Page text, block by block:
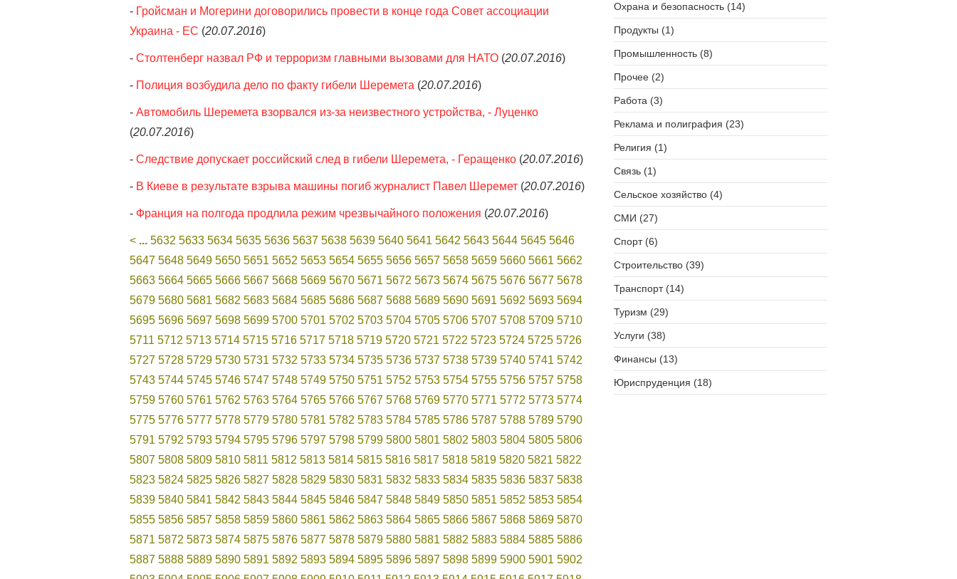
- Гройсман и Могерини договорились провести в конце года Совет ассоциации
Украина - ЕС (20.07.2016)
- Столтенберг назвал РФ и терроризм главными вызовами для НАТО (20.07.2016)
- Полиция возбудила дело по факту гибели Шеремета (20.07.2016)
- Автомобиль Шеремета взорвался из-за неизвестного устройства, - Луценко
(20.07.2016)
- Следствие допускает российский след в гибели Шеремета, - Геращенко (20.07.2016)
- В Киеве в результате взрыва машины погиб журналист Павел Шеремет (20.07.2016)
- Франция на полгода продлила режим чрезвычайного положения (20.07.2016)
< ... 5632 5633 5634 5635 5636 5637 5638 5639 5640 5641 5642 5643 5644 5645 5646
5647 5648 5649 5650 5651 5652 5653 5654 5655 5656 5657 5658 5659 5660 5661 5662
5663 5664 5665 5666 5667 5668 5669 5670 5671 5672 5673 5674 5675 5676 5677 5678
5679 5680 5681 5682 5683 5684 5685 5686 5687 5688 5689 5690 5691 5692 5693 5694
5695 5696 5697 5698 5699 5700 5701 5702 5703 5704 5705 5706 5707 5708 5709 5710
5711 5712 5713 5714 5715 5716 5717 5718 5719 5720 5721 5722 5723 5724 5725 5726
5727 5728 5729 5730 5731 5732 5733 5734 5735 5736 5737 5738 5739 5740 5741 5742
5743 5744 5745 5746 5747 5748 5749 5750 5751 5752 5753 5754 5755 5756 5757 5758
5759 5760 5761 5762 5763 5764 5765 5766 5767 5768 5769 5770 5771 5772 5773 5774
5775 5776 5777 5778 5779 5780 5781 5782 5783 5784 5785 5786 5787 5788 5789 5790
5791 5792 5793 5794 5795 5796 5797 5798 5799 5800 5801 5802 5803 5804 5805 5806
5807 5808 5809 5810 5811 5812 5813 5814 5815 5816 5817 5818 5819 5820 5821 5822
5823 5824 5825 5826 5827 5828 5829 5830 5831 5832 5833 5834 5835 5836 5837 5838
5839 5840 5841 5842 5843 5844 5845 5846 5847 5848 5849 5850 5851 5852 5853 5854
5855 5856 5857 5858 5859 5860 5861 5862 5863 5864 5865 5866 5867 5868 5869 5870
5871 5872 5873 5874 5875 5876 5877 5878 5879 5880 5881 5882 5883 5884 5885 5886
5887 5888 5889 5890 5891 5892 5893 5894 5895 5896 5897 5898 5899 5900 5901 5902
Охрана и безопасность (14)
Продукты (1)
Промышленность (8)
Прочее (2)
Работа (3)
Реклама и полиграфия (23)
Религия (1)
Связь (1)
Сельское хозяйство (4)
СМИ (27)
Спорт (6)
Строительство (39)
Транспорт (14)
Туризм (29)
Услуги (38)
Финансы (13)
Юриспруденция (18)